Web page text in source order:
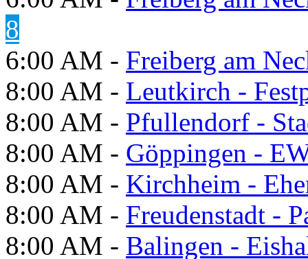
8
6:00 AM - Freiberg am
8:00 AM - Leutkirch -
8:00 AM - Pfullendorf -
8:00 AM - Göppingen -
8:00 AM - Kirchheim -
8:00 AM - Freudenstadt -
8:00 AM - Balingen -